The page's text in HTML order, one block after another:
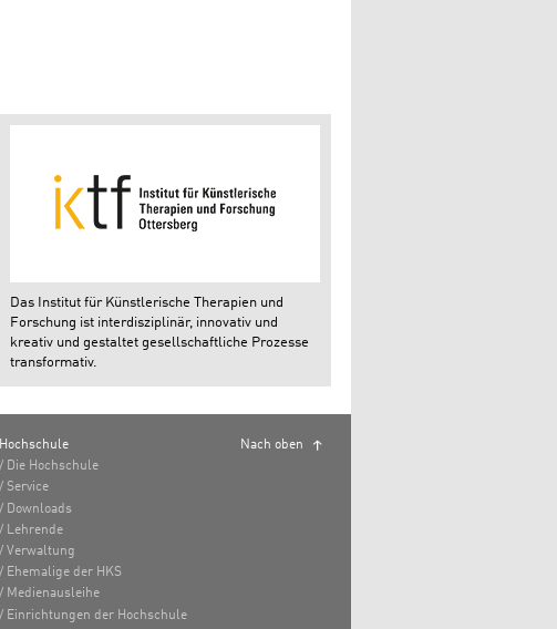
Das Institut für Künstlerische Therapien und
Forschung ist interdisziplinär, innovativ und
kreativ und gestaltet gesellschaftliche Prozesse
transformativ.
Hochschule
Die Hochschule
Service
Downloads
Lehrende
Verwaltung
Ehemalige der HKS
Medienausleihe
Einrichtungen der Hochschule
Nach oben